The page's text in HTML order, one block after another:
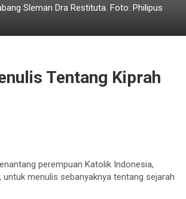
Sleman Dra Restituta. Foto: Philipus
Tentang Kiprah
perempuan Katolik Indonesia,
menulis sebanyaknya tentang sejarah